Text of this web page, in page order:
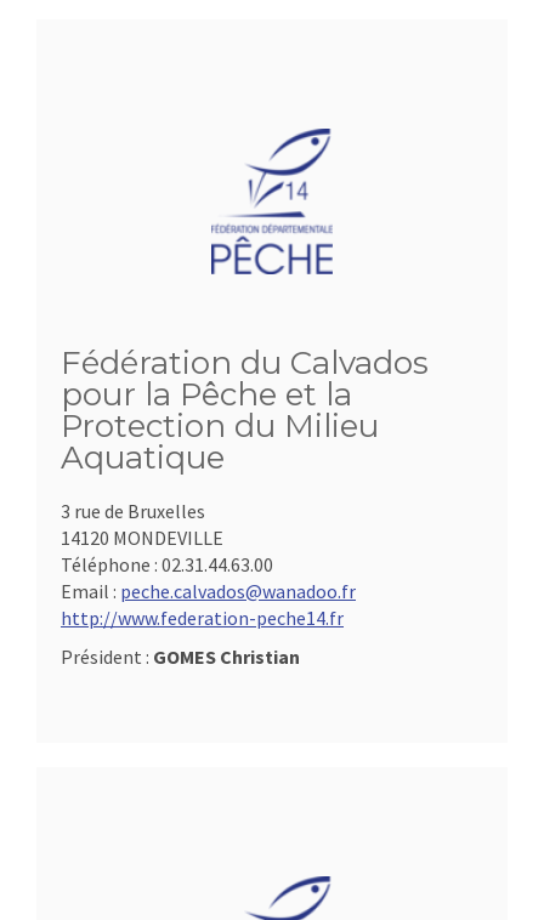
Fédération du Calvados
pour la Pêche et la
Protection du Milieu
Aquatique
3 rue de Bruxelles
14120 MONDEVILLE
Téléphone : 02.31.44.63.00
Email : peche.calvados@wanadoo.fr
http://www.federation-peche14.fr
Président : GOMES Christian